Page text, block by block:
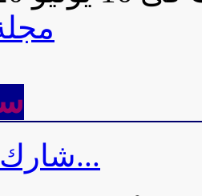
شارك فى النقاش...